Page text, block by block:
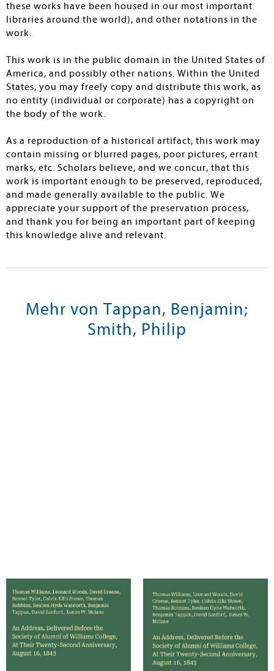
these works have been housed in our most important
libraries around the world), and other notations in the
work.
This work is in the public domain in the United States of
America, and possibly other nations. Within the United
States, you may freely copy and distribute this work, as
no entity (individual or corporate) has a copyright on
the body of the work.
As a reproduction of a historical artifact, this work may
contain missing or blurred pages, poor pictures, errant
marks, etc. Scholars believe, and we concur, that this
work is important enough to be preserved, reproduced,
and made generally available to the public. We
appreciate your support of the preservation process,
and thank you for being an important part of keeping
this knowledge alive and relevant.
Mehr von Tappan, Benjamin;
Smith, Philip
An Address, Delivered Before the
Society of Alumni of Williams
College, At Their Twenty-Second
Anniversary, August 16, 1843
Society of Alumni of Williams
College, At Their Twenty-Second
Anniversary, August 16, 1843